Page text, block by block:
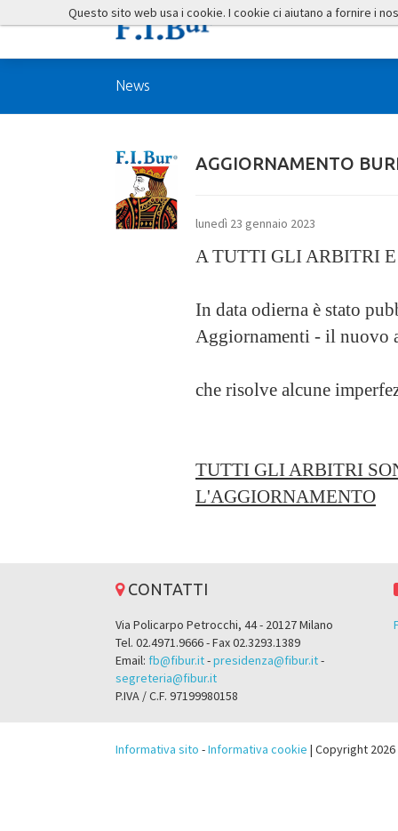
News
AGGIORNAMENTO
lunedì 23 gennaio 2023
A TUTTI GLI ARBITRI
In data odierna è stato
Aggiornamenti - il nuovo
che risolve alcune
TUTTI GLI ARBITRI
L'AGGIORNAMENTO
CONTATTI
Via Policarpo Petrocchi, 44 - 20127 Milano
Tel. 02.4971.9666 - Fax 02.3293.1389
Email: fb@fibur.it-presidenza@fibur.it-
segreteria@fibur.it
P.IVA / C.F. 97199980158
Informativa sito -Informativa cookie | Copyright
Questo sito web usa i cookie. I cookie ci aiutano a fornire i